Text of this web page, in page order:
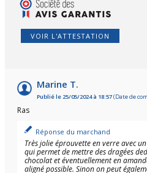
VOIR L'ATTESTATION
Marine T.
Publié le 25/05/2024 à 18:57(Date de
Ras
Réponse du marchand
Très jolie éprouvette en verre avec
qui permet de mettre des dragées
chocolat et éventuellement en
aligné possible. Sinon on peut